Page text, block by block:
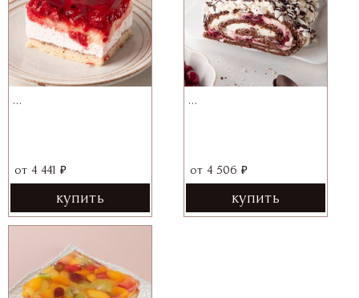
…
от 4 441 ₽
купить
…
от 4 506 ₽
купить